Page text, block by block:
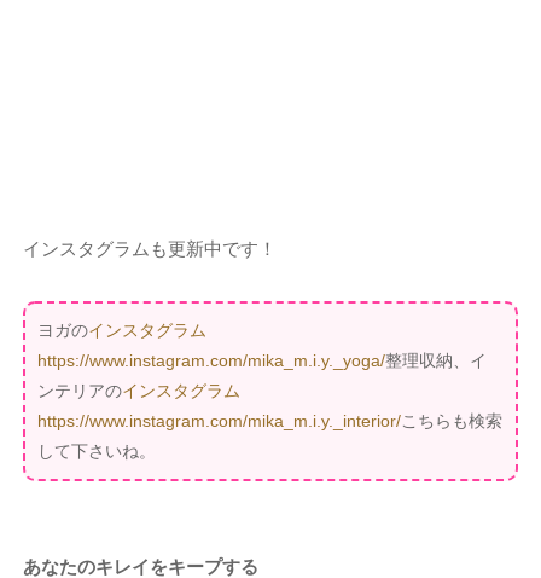
インスタグラムも更新中です！
ヨガのインスタグラム
https://www.instagram.com/mika_m.i.y._yoga/整理収納、イ
ンテリアのインスタグラム
https://www.instagram.com/mika_m.i.y._interior/こちらも検索
して下さいね。
あなたのキレイをキープする